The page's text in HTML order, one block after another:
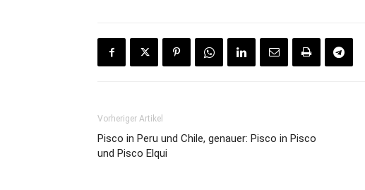
Vorheriger Artikel
Pisco in Peru und Chile, genauer: Pisco in Pisco
und Pisco Elqui